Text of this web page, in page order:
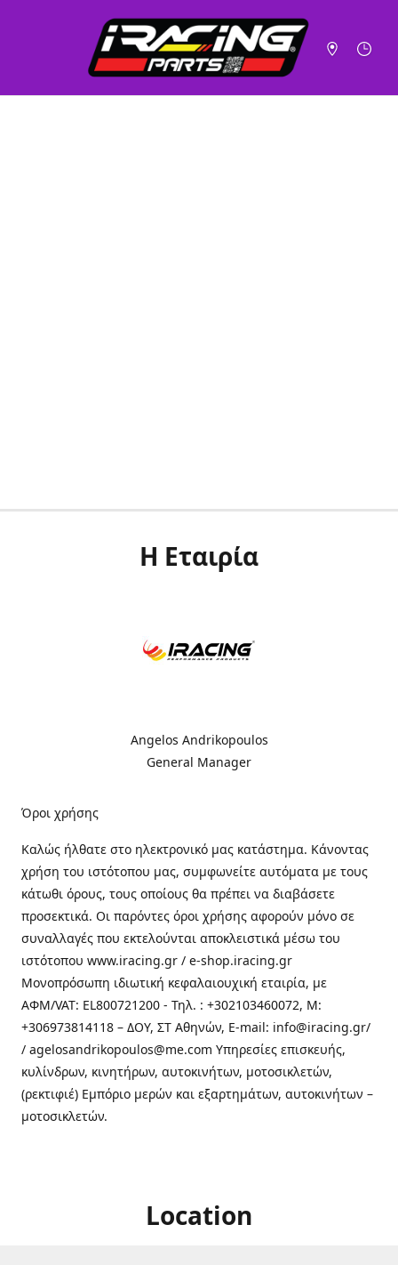
Η Εταιρία
Angelos Andrikopoulos
General Manager
Όροι χρήσης
Καλώς ήλθατε στo ηλεκτρονικό μας κατάστημα. Κάνοντας
χρήση του ιστότοπου μας, συμφωνείτε αυτόματα με τους
κάτωθι όρους, τους οποίους θα πρέπει να διαβάσετε
προσεκτικά. Οι παρόντες όροι χρήσης αφορούν μόνο σε
συναλλαγές που εκτελούνται αποκλειστικά μέσω του
ιστότοπου www.iracing.gr / e-shop.iracing.gr
Μονοπρόσωπη ιδιωτική κεφαλαιουχική εταιρία, με
ΑΦΜ/VAT: EL800721200 - Τηλ. : +302103460072, M:
+306973814118 – ΔΟΥ, ΣΤ Αθηνών, E-mail: info@iracing.gr/
/ agelosandrikopoulos@me.com Υπηρεσίες επισκευής,
κυλίνδρων, κινητήρων, αυτοκινήτων, μοτοσικλετών,
(ρεκτιφιέ) Εμπόριο μερών και εξαρτημάτων, αυτοκινήτων –
μοτοσικλετών.
Location